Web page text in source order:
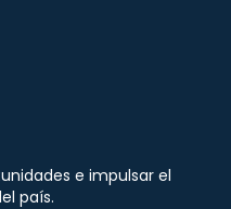
e impulsar el
país.